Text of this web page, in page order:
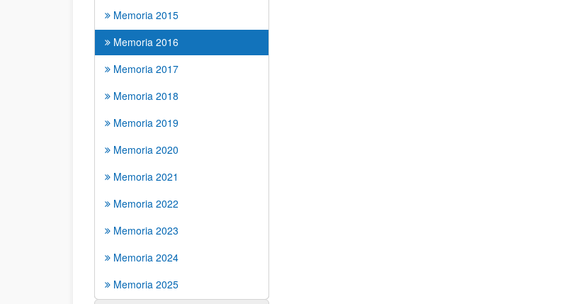
Memoria 2015
Memoria 2016
Memoria 2017
Memoria 2018
Memoria 2019
Memoria 2020
Memoria 2021
Memoria 2022
Memoria 2023
Memoria 2024
Memoria 2025